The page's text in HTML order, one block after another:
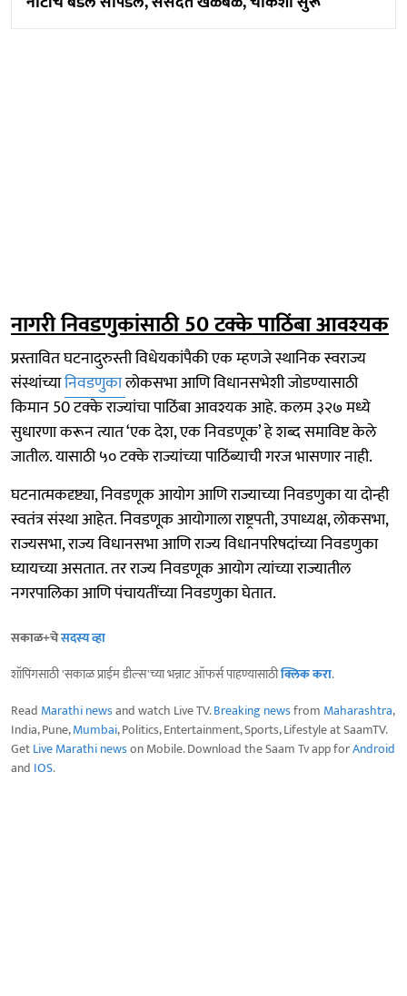
नागरी निवडणुकांसाठी 50 टक्के पाठिंबा आवश्यक
प्रस्तावित घटनादुरुस्ती विधेयकांपैकी एक म्हणजे स्थानिक स्वराज्य
संस्थांच्यानिवडणुकालोकसभा आणि विधानसभेशी जोडण्यासाठी
किमान 50 टक्के राज्यांचा पाठिंबा आवश्यक आहे. कलम ३२७ मध्ये
सुधारणा करून त्यात ‘एक देश, एक निवडणूक’ हे शब्द समाविष्ट केले
जातील. यासाठी ५० टक्के राज्यांच्या पाठिंब्याची गरज भासणार नाही.
घटनात्मकदृष्ट्या, निवडणूक आयोग आणि राज्याच्या निवडणुका या दोन्ही
स्वतंत्र संस्था आहेत. निवडणूक आयोगाला राष्ट्रपती, उपाध्यक्ष, लोकसभा,
राज्यसभा, राज्य विधानसभा आणि राज्य विधानपरिषदांच्या निवडणुका
घ्यायच्या असतात. तर राज्य निवडणूक आयोग त्यांच्या राज्यातील
नगरपालिका आणि पंचायतींच्या निवडणुका घेतात.
सकाळ+चेसदस्य व्हा
शॉपिंगसाठी 'सकाळ प्राईम डील्स'च्या भन्नाट ऑफर्स पाहण्यासाठीक्लिक करा.
Read Marathi newsand watch Live TV.Breaking newsfrom Maharashtra,
India, Pune,Mumbai, Politics, Entertainment, Sports, Lifestyle at SaamTV.
GetLive Marathi newson Mobile. Download the Saam Tv app forAndroid
and IOS.